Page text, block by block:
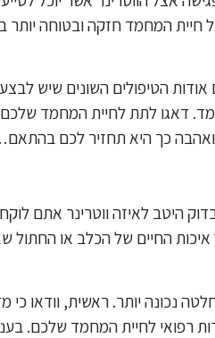
חיית המחמד חזקה ובטוחה יותר
הטיפולים השונים שיש
דאגו לתת לחיית המחמד שלכם
ואהבה כך היא תחזיר לכם
היטב לאיזה ווטרינר אתם
החיים של הכלב או החתול
נכונה יותר. ראשית, וודאו כי
רפואי לחיית המחמד שלכם.